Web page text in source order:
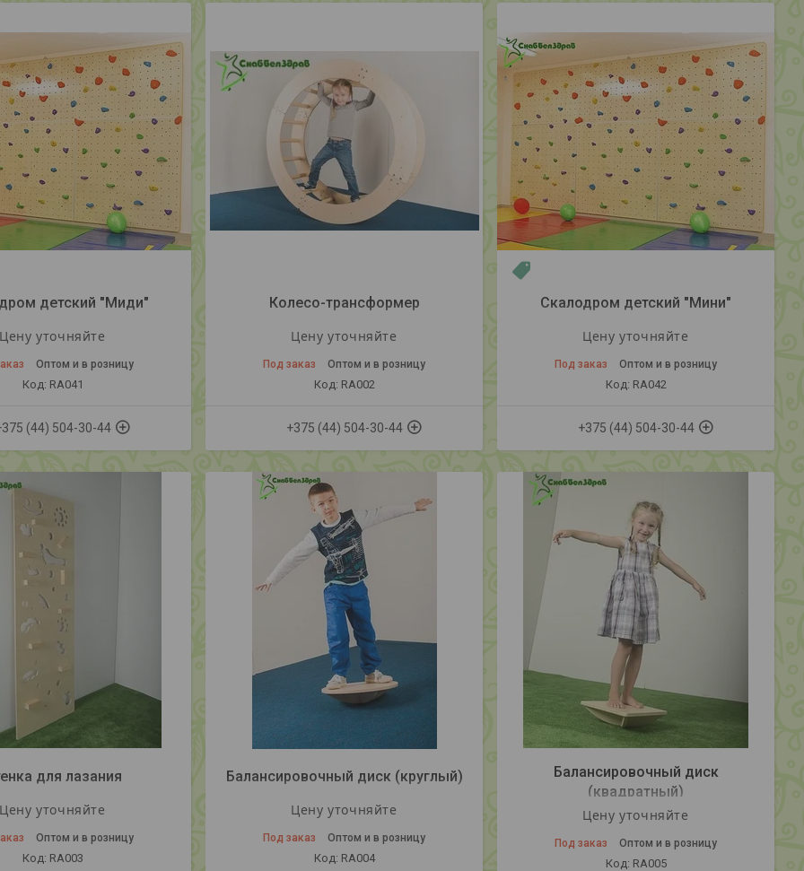
детский "Миди"
Цену уточняйте
Оптом и в розницу
RA041
(44) 504-30-44
Колесо-трансформер
Цену уточняйте
Под заказ Оптом и в розницу
RA002
+375 (44) 504-30-44
Скалодром детский "Мини"
Цену уточняйте
Под заказ Оптом и в розницу
RA042
+375 (44) 504-30-44
для лазания
Цену уточняйте
Оптом и в розницу
RA003
Балансировочный диск (круглый)
Цену уточняйте
Под заказ Оптом и в розницу
RA004
Балансировочный диск
(квадратный)
Цену уточняйте
Под заказ Оптом и в розницу
RA005